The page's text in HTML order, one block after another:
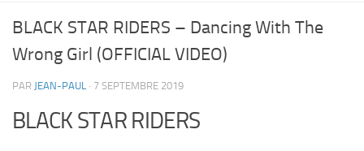
BLACK STAR RIDERS – Dancing With The
Wrong Girl (OFFICIAL VIDEO)
PAR JEAN-PAUL · 7 SEPTEMBRE 2019
BLACK STAR RIDERS